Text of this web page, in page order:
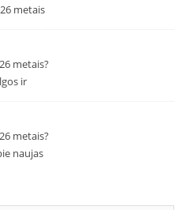
metais
metais?
ir
metais?
naujas